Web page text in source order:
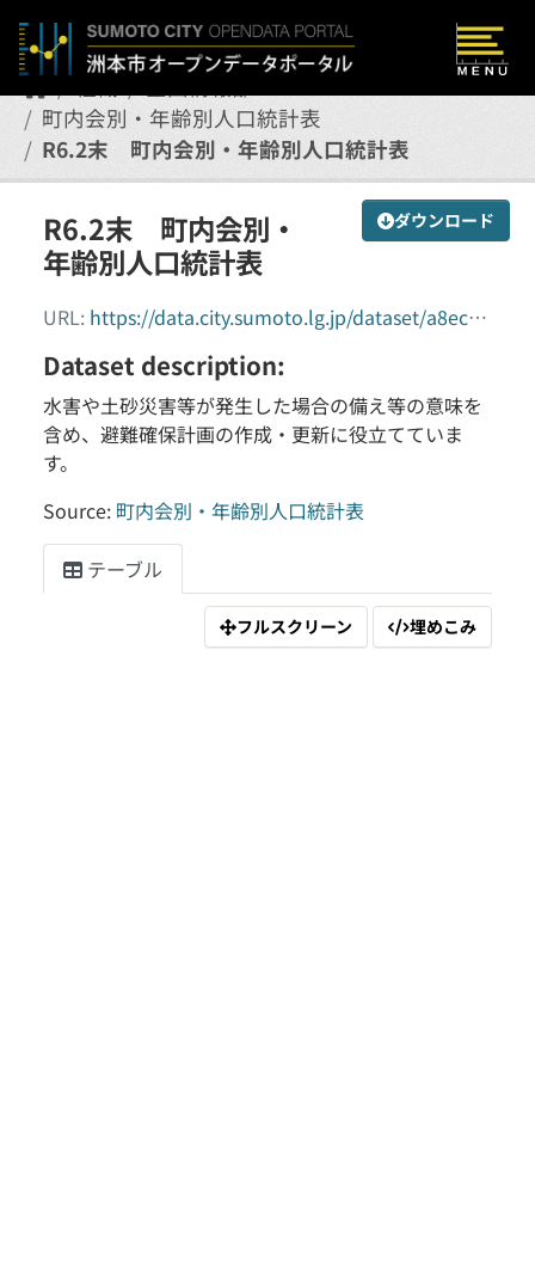
町内会別・年齢別人口統計表
R6.2末 町内会別・年齢別人口統計表
ダウンロード
R6.2末 町内会別・
年齢別人口統計表
URL: https://data.city.sumoto.lg.jp/dataset/a8ecac53-eb87-43f9-b1f1-cec96aaa7758/resource/a057aeca-11ea-48d9-8b5c-22e645b3e9f9/download/202402_cyounaikaibetsu_jinkoutoukei.csv
Dataset description:
水害や土砂災害等が発生した場合の備え等の意味を
含め、避難確保計画の作成・更新に役立てていま
す。
Source: 町内会別・年齢別人口統計表
テーブル
フルスクリーン 埋めこみ